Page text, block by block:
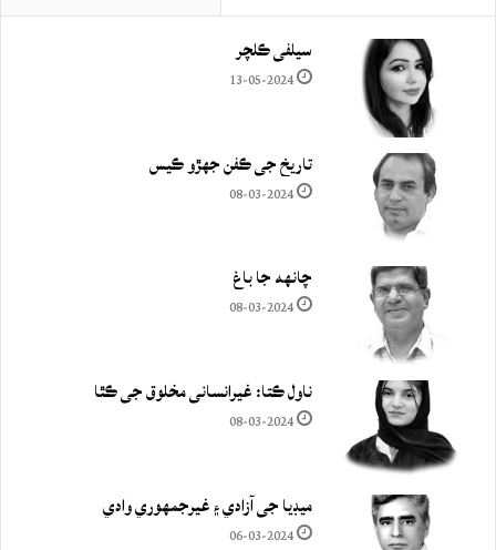
سيلفي ڪلچر
13-05-2024
تاريخ جي ڪفن جھڙو ڪيس
08-03-2024
چانهه جا باغ
08-03-2024
ناول ڪتا: غيرانساني مخلوق جي ڪٿا
08-03-2024
ميڊيا جي آزادي ۽ غيرجمھوري وادي
06-03-2024